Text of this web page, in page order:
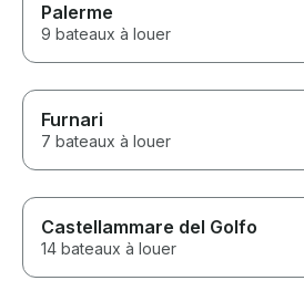
Palerme
9 bateaux à louer
Furnari
7 bateaux à louer
Castellammare del Golfo
14 bateaux à louer